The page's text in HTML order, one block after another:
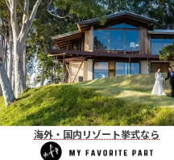
海外・国内リゾート挙式なら